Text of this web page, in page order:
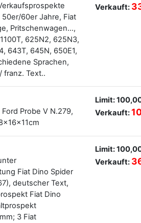
60er Jahre, Fiat
Pritschenwagen...,
625N2, 625N3,
643T, 645N, 650E1,
Sprachen,
franz. Text..
Verkauft:
Probe V N.279,
Limit:
Verkauft:
Fiat Dino Spider
deutscher Text,
Fiat Dino
3 Fiat
Limit:
Verkauft: